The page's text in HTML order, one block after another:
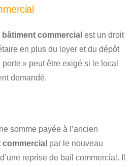
bâtiment commercial est un droit
en plus du loyer et du dépôt
» peut être exigé si le local
demandé.
somme payée à l’ancien
commercial par le nouveau
reprise de bail commercial. Il